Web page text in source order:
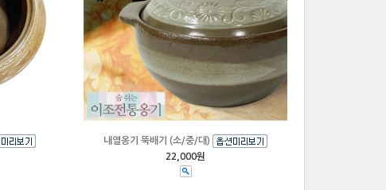
내열옹기 뚝배기 (소/중/대)
22,000원